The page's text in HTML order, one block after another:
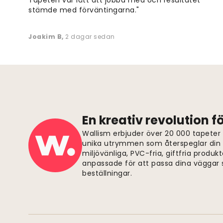
stämde med förväntingarna."
Joakim B, 2 dagar sedan
En kreativ revolution
Wallism erbjuder över 20 000
unika utrymmen som återspeglar
miljövänliga, PVC-fria, giftfria
anpassade för att passa dina
beställningar.